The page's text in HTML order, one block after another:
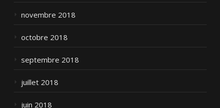
novembre 2018
octobre 2018
septembre 2018
juillet 2018
juin 2018